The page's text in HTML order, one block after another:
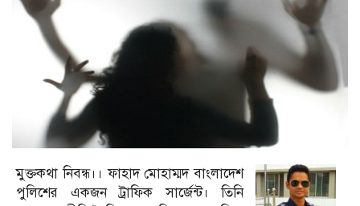
মুক্তকথা নিবন্ধ।। ফাহাদ মোহাম্মদ বাংলাদেশ
পুলিশের একজন ট্রাফিক সার্জেন্ট। তিনি